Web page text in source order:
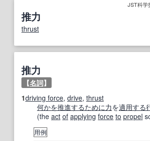
JST科学
推力
thrust
推力
【名詞】
1driving force, drive, thrust
何かを推進するために力を適用する
(the act of applying force to propel
用例